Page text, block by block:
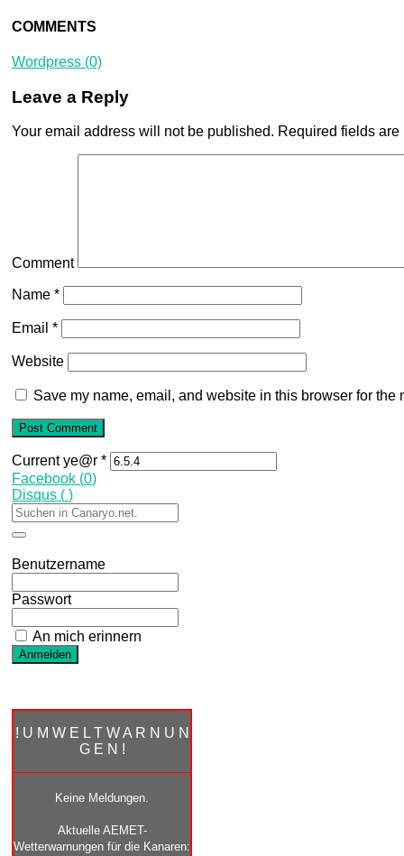
COMMENTS
Wordpress (0)
Leave a Reply
Your email address will not be published. Required fields
Comment
Name *
Email *
Website
Save my name, email, and website in this browser for the
Current ye@r *
Facebook (0)
Disqus ( )
Benutzername
Passwort
An mich erinnern
! U M W E L T W A R N U N
G E N !
Keine Meldungen.
Aktuelle AEMET-
Wetterwarnungen für die Kanaren: